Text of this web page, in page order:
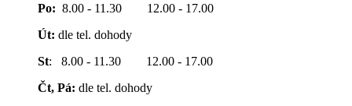
Po: 8.00 - 11.30 12.00 - 17.00
Út: dle tel. dohody
St: 8.00 - 11.30 12.00 - 17.00
Čt, Pá: dle tel. dohody